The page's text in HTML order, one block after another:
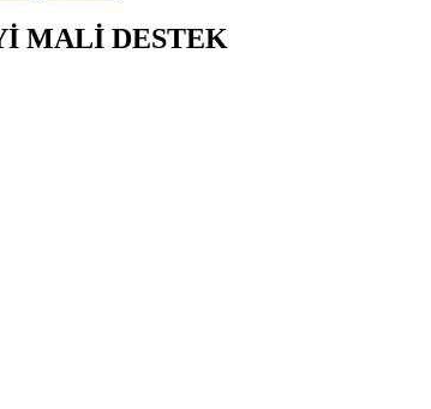
MALİ DESTEK